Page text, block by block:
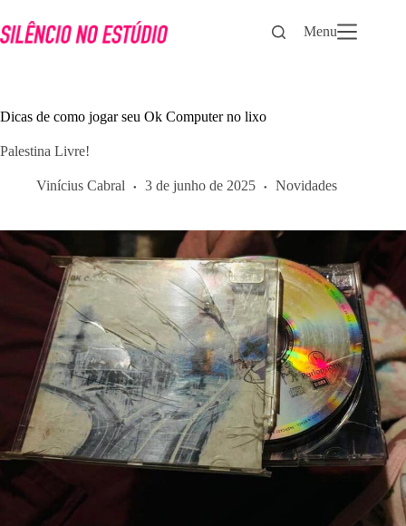
para
o
Menu
Dicas de como jogar seu Ok Computer no lixo
Palestina Livre!
Vinícius Cabral 3 de junho de 2025 Novidades